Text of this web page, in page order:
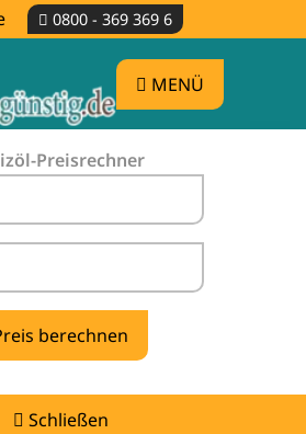
0800 - 369 369 6
MENÜ
Preisrechner
Schließen
-
tanken